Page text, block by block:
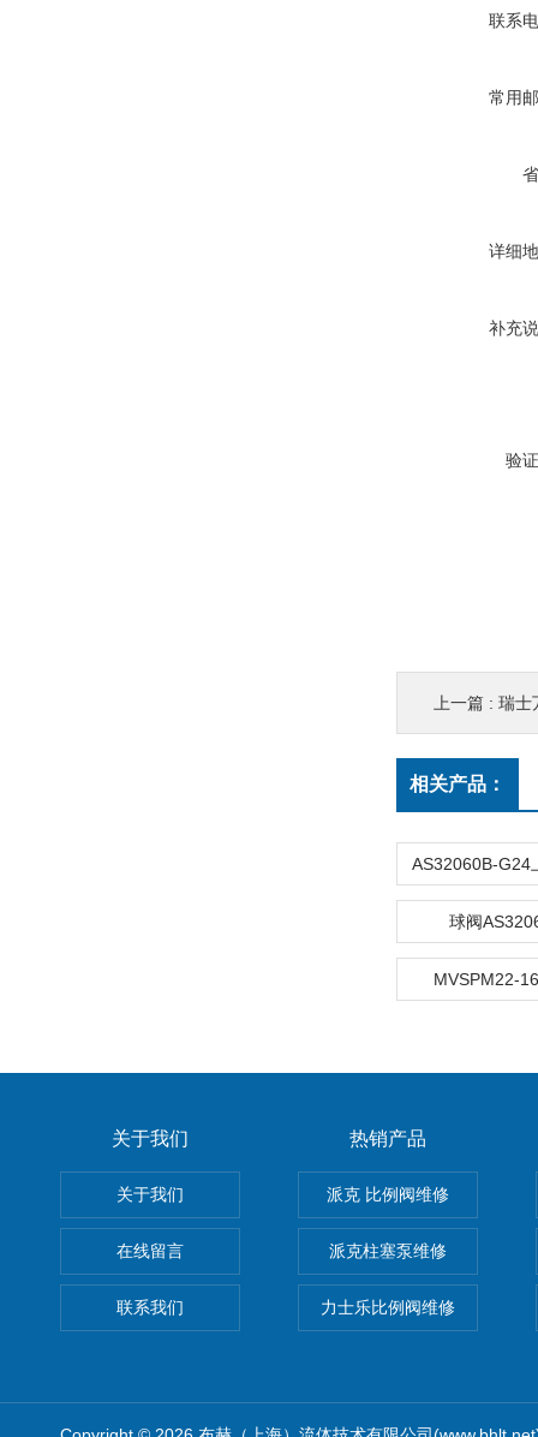
联系
常用
详细
补充
验
上一篇 : 瑞士
相关产品：
球阀
MVSPM22-
关于我们
关于我们
在线留言
联系我们
热销产品
派克 比例阀维修
派克柱塞泵维修
力士乐比例阀维修